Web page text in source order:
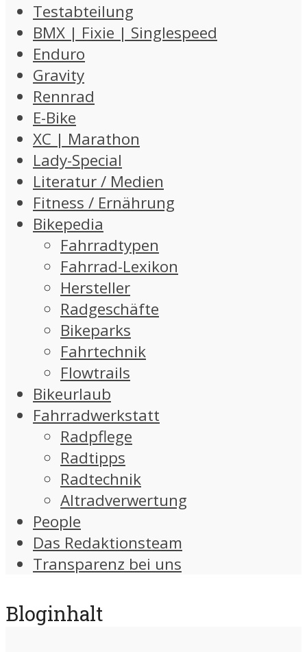
Testabteilung
BMX | Fixie | Singlespeed
Enduro
Gravity
Rennrad
E-Bike
XC | Marathon
Lady-Special
Literatur / Medien
Fitness / Ernährung
Bikepedia
Fahrradtypen
Fahrrad-Lexikon
Hersteller
Radgeschäfte
Bikeparks
Fahrtechnik
Flowtrails
Bikeurlaub
Fahrradwerkstatt
Radpflege
Radtipps
Radtechnik
Altradverwertung
People
Das Redaktionsteam
Transparenz bei uns
Bloginhalt